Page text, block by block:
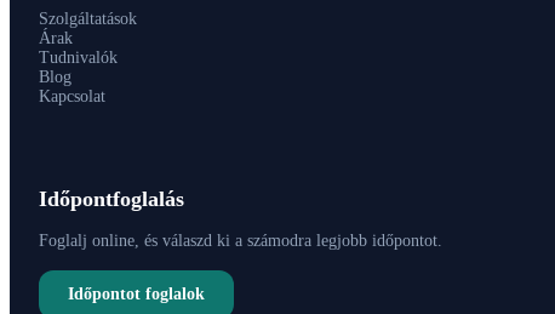
Szolgáltatások
Árak
Tudnivalók
Blog
Kapcsolat
Időpontfoglalás
Foglalj online, és válaszd ki a számodra legjobb időpontot.
Időpontot foglalok